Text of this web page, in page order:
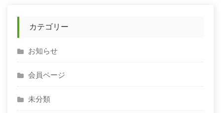
カテゴリー
お知らせ
会員ページ
未分類